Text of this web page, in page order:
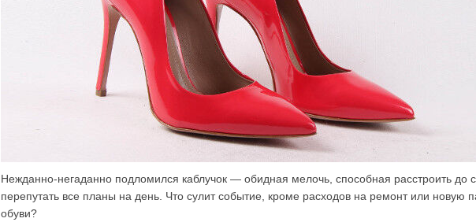
Нежданно-негаданно подломился каблучок — обидная мелочь, способная расстроить до
перепутать все планы на день. Что сулит событие, кроме расходов на ремонт или новую
обуви?